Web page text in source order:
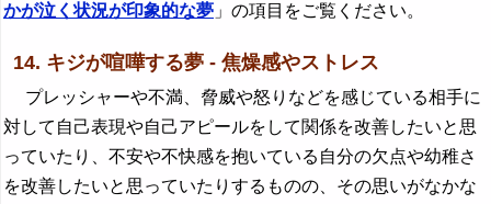
かが泣く状況が印象的な夢 」の項目をご覧ください。
14. キジが喧嘩する夢 - 焦燥感やストレス
プレッシャーや不満、脅威や怒りなどを感じている相手に
対して自己表現や自己アピールをして関係を改善したいと思
っていたり、不安や不快感を抱いている自分の欠点や幼稚さ
を改善したいと思っていたりするものの、その思いがなかな